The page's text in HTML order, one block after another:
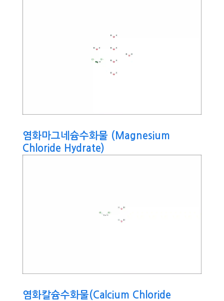
염화마그네슘수화물 (Magnesium
Chloride Hydrate)
염화칼슘수화물(Calcium Chloride